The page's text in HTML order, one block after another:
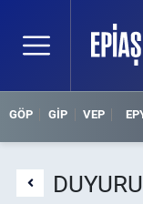
GÖP GİP VEP